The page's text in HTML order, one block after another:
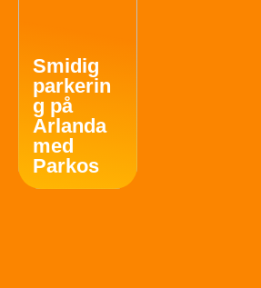
Smidig
parkerin
g på
Arlanda
med
Parkos